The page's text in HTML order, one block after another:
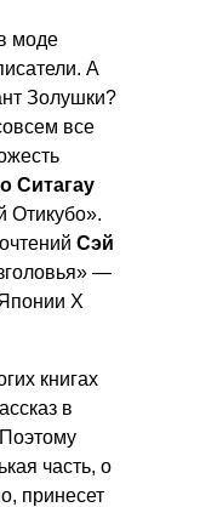
моде
А
Золушки?
все
Ситагау
Отикубо».
Сэй
—
X
книгах
в
часть, о
принесет